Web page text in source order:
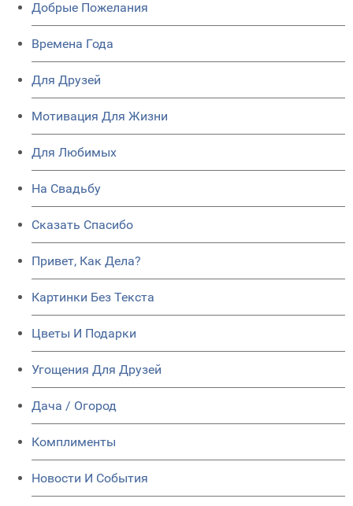
Добрые Пожелания
Времена Года
Для Друзей
Мотивация Для Жизни
Для Любимых
На Свадьбу
Сказать Спасибо
Привет, Как Дела?
Картинки Без Текста
Цветы И Подарки
Угощения Для Друзей
Дача / Огород
Комплименты
Новости И События